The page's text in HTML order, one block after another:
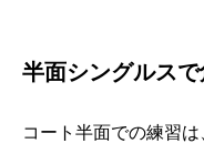
半面シングルス
コート半面での練習